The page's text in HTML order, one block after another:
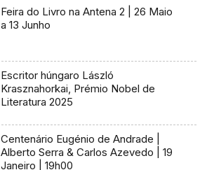
Feira do Livro na Antena 2 | 26 Maio
a 13 Junho
Escritor húngaro László
Krasznahorkai, Prémio Nobel de
Literatura 2025
Centenário Eugénio de Andrade |
Alberto Serra & Carlos Azevedo | 19
Janeiro | 19h00